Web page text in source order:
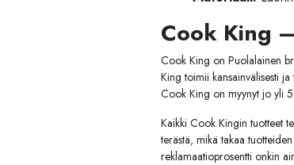
Cook King
Cook King on Puolalainen
King toimii kansainvälisesti
Cook King on myynyt jo yli
Kaikki Cook Kingin tuotteet
terästä, mikä takaa
reklamaatioprosentti onkin